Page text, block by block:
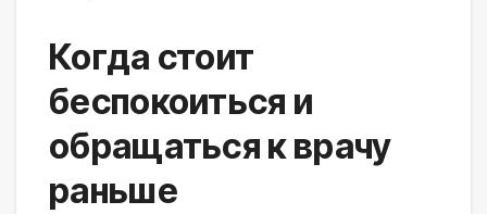
Когда стоит
беспокоиться и
обращаться к врачу
раньше